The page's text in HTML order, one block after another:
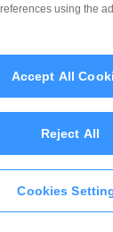
プリをダウンロ
© PayPay
using the
Cookies
Reject All
Accept All